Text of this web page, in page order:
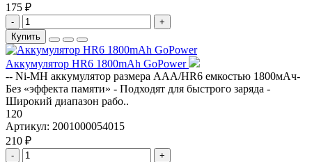
175 ₽
-
+
Купить
Аккумулятор HR6 1800mAh GoPower
-- Ni-MH аккумулятор размера ААА/НR6 емкостью 1800мАч-
Без «эффекта памяти» - Подходят для быстрого заряда -
Широкий диапазон рабо..
120
Артикул: 2001000054015
210 ₽
-
+